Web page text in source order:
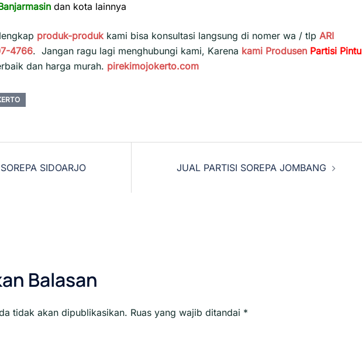
dan kota lainnya
produk-produkkami bisa konsultasi langsung di nomer wa / tlp ARI
4766. Jangan ragu lagi menghubungi kami, Karena kami Produsen Partisi Pintu
dan harga murah. pirekimojokerto.com
SIDOARJO JUAL PARTISI SOREPA JOMBANG
Balasan
tidak akan dipublikasikan. Ruas yang wajib ditandai *